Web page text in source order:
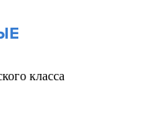
класса